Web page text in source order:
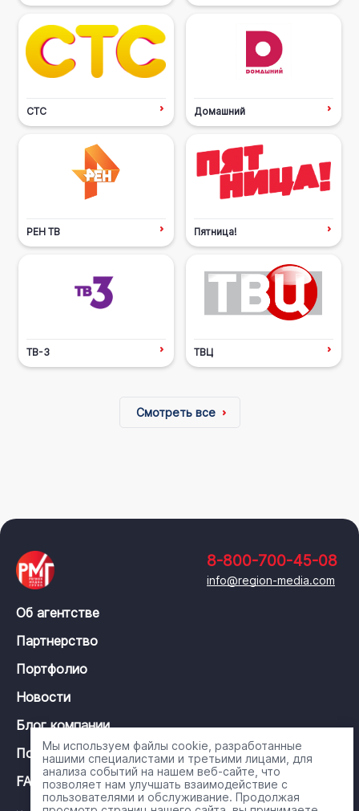
СТС Домашний
РЕН ТВ Пятница!
ТВ-3 ТВЦ
Смотреть все
8-800-700-45-08
info@region-media.com
Об агентстве
Партнерство
Портфолио
Новости
Блог компании
Политика конфиденциальности
FAQ
Мы используем файлы cookie, разработанные
нашими специалистами и третьими лицами, для
анализа событий на нашем веб-сайте, что
позволяет нам улучшать взаимодействие с
пользователями и обслуживание. Продолжая